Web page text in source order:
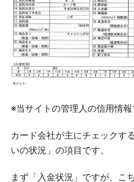
※当サイトの管理人の信用情報
カード会社が主にチェックす
いの状況」の項目です。
まず「入金状況」ですが、こ